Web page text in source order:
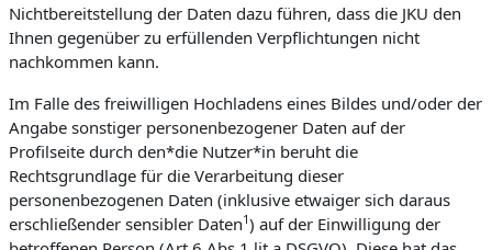
Nichtbereitstellung der Daten dazu führen, dass die JKU den
Ihnen gegenüber zu erfüllenden Verpflichtungen nicht
nachkommen kann.
Im Falle des freiwilligen Hochladens eines Bildes und/oder der
Angabe sonstiger personenbezogener Daten auf der
Profilseite durch den*die Nutzer*in beruht die
Rechtsgrundlage für die Verarbeitung dieser
personenbezogenen Daten (inklusive etwaiger sich daraus
erschließender sensibler Daten1) auf der Einwilligung der